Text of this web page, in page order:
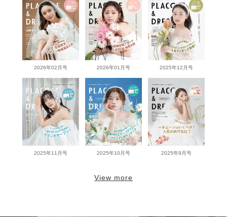
2026年02月号 2026年01月号 2025年12月号
2025年11月号 2025年10月号 2025年9月号
View more